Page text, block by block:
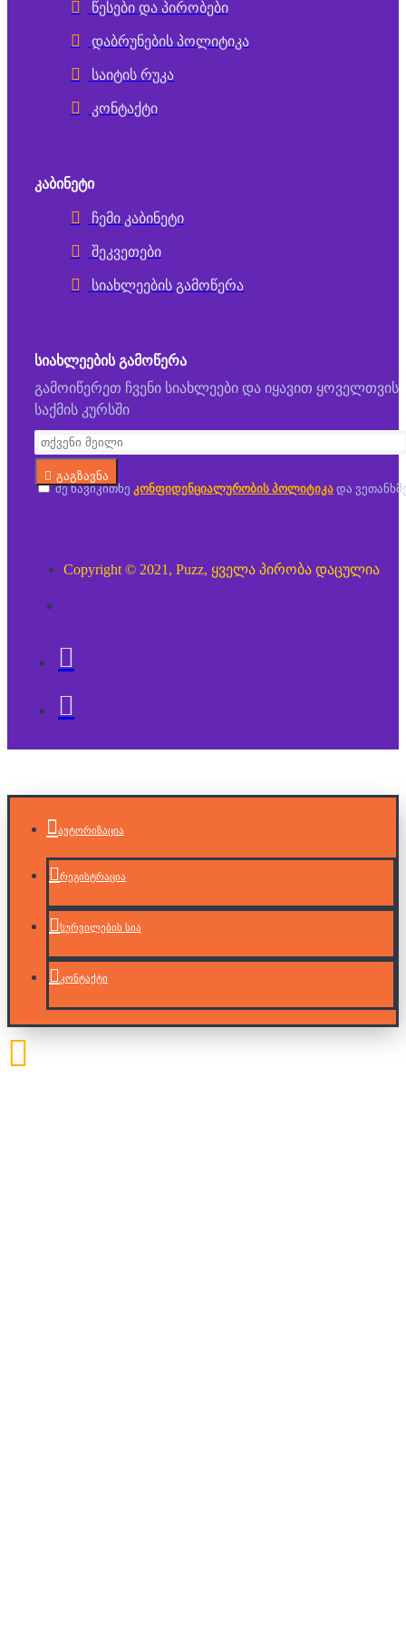
წესები და პირობები
დაბრუნების პოლიტიკა
საიტის რუკა
კონტაქტი
ᲙᲐᲑᲘᲜᲔᲢᲘ
ჩემი კაბინეტი
შეკვეთები
სიახლეების გამოწერა
ᲡᲘᲐᲮᲚᲔᲔᲑᲘᲡ ᲒᲐᲛᲝᲬᲔᲠᲐ
გამოიწერეთ ჩვენი სიახლეები და იყავით ყოველთვის
საქმის კურსში
გაგზავნა
მე წავიკითხე კონფიდენციალურობის პოლიტიკა და
Copyright © 2021, Puzz, ყველა პირობა დაცულია
ავტორიზაცია
რეგისტრაცია
სურვილების სია
კონტაქტი